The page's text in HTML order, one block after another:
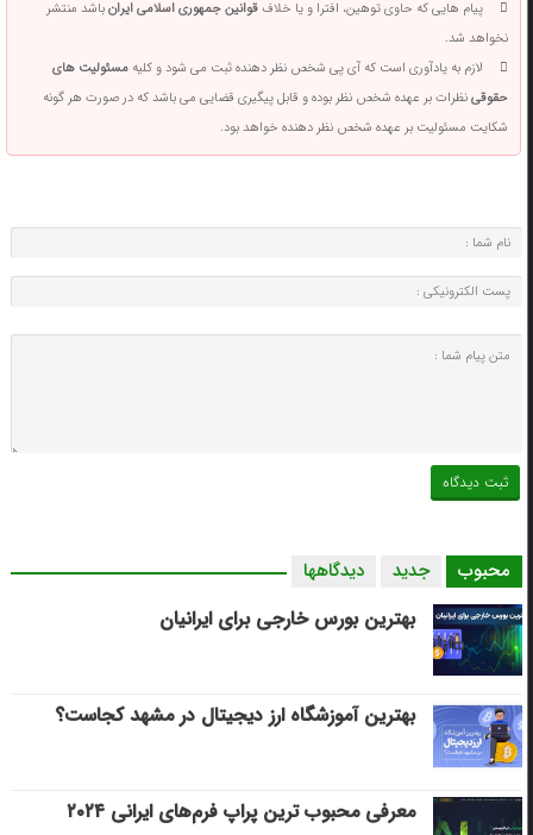
پیام هایی که حاوی توهین، افترا و یا خلافقوانین جمهوری اسلامی ایرانباشد منتشر
نخواهد شد.
لازم به یادآوری است که آی پی شخص نظر دهنده ثبت می شود و کلیهمسئولیت های
حقوقینظرات بر عهده شخص نظر بوده و قابل پیگیری قضایی می باشد که در صورت هر گونه
شکایت مسئولیت بر عهده شخص نظر دهنده خواهد بود.
محبوب جدید دیدگاهها
بهترین بورس خارجی برای ایرانیان
بهترین آموزشگاه ارز دیجیتال در مشهد کجاست؟
معرفی محبوب ترین پراپ فرم‌های ایرانی ۲۰۲۴